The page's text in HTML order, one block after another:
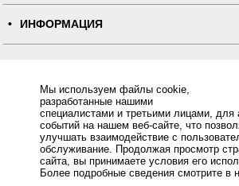
Мы используем файлы cookie,
разработанные нашими
специалистами и третьими лицами, для
событий на нашем веб-сайте, что
улучшать взаимодействие с
обслуживание. Продолжая просмотр
сайта, вы принимаете условия его
Более подробные сведения смотрите в
ИНФОРМАЦИЯ
ПОЛНАЯ ВЕРСИЯ
Интернет-магазин "ПОСЛЭНД" - торгового оборудования,
торговли, расходных материалов
Все права защищены, ООО "ПОСЛЭНД" ©
Политика конфиденциальности
Основное: POS-система АТОЛ Супермаркет ЕГАИС 10"
Торговля ЕГАИС, POS-система АТОЛ Супермаркет ЕГАИС 10"